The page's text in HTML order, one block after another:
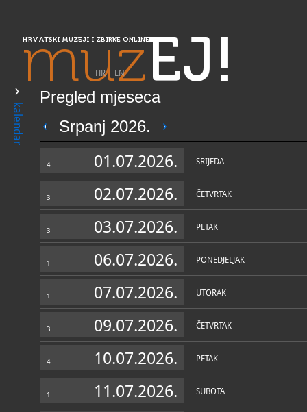
HRVATSKI MUZEJI I ZBIRKE ONLINE
muzEJ!
HR| EN
kalendar
Pregled mjeseca
Srpanj 2026.
4 01.07.2026. SRIJEDA
3 02.07.2026. ČETVRTAK
3 03.07.2026. PETAK
1 06.07.2026. PONEDJELJAK
1 07.07.2026. UTORAK
3 09.07.2026. ČETVRTAK
4 10.07.2026. PETAK
1 11.07.2026. SUBOTA
PRETRAŽIVANJE
Središnja Hrvatska
Muzej Grada Crikvenice
OPĆI PODACI
Zbirke